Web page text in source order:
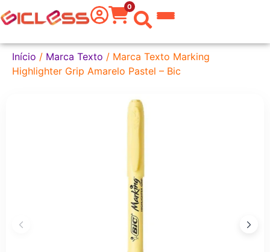
0
do Mundo
Início / Marca Texto / Marca Texto Marking
Highlighter Grip Amarelo Pastel – Bic